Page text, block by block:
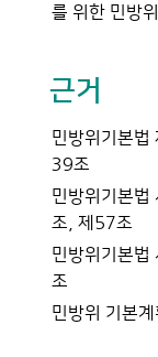
를 위한 민방
근거
민방위기본
39조
민방위기본
조, 제57조
민방위기본
조
민방위 기본